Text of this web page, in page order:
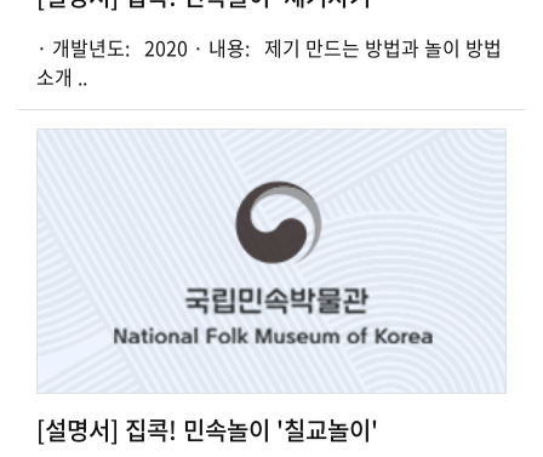
· 개발년도: 2020 · 내용: 제기 만드는 방법과 놀이 방법
소개 ..
[설명서] 집콕! 민속놀이 '칠교놀이'